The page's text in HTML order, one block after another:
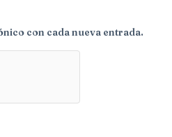
con cada nueva entrada.